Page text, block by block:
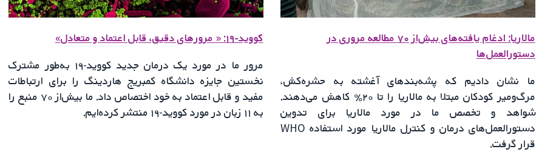
مالاریا: ادغام یافته‌های بیش‌از ۷۰ مطالعه مروری در
دستورالعمل‌ها
ما نشان دادیم که پشه‌بندهای آغشته به حشره‌کش،
مرگ‌ومیر کودکان مبتلا به مالاریا را تا ۲۰٪ کاهش می‌دهند.
شواهد و تخصص ما در مورد مالاریا برای تدوین
دستورالعمل‌های درمان و کنترل مالاریا مورد استفاده WHO
قرار گرفت.
کووید-۱۹: « مرورهای دقیق، قابل اعتماد و متعادل»
مرور ما در مورد یک درمان جدید کووید-۱۹ به‌طور مشترک
نخستین جایزه دانشگاه کمبریج هاردینگ را برای ارتباطات
مفید و قابل اعتماد به خود اختصاص داد. ما بیش‌از ۷۰ منبع را
به ۱۱ زبان در مورد کووید-۱۹ منتشر کرده‌ایم.